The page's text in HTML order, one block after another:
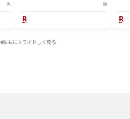
魚
魚
左右にスライドして見る